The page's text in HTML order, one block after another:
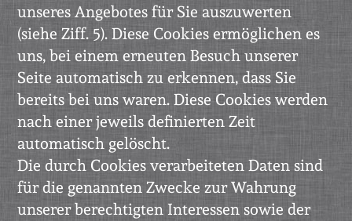
unseres Angebotes für Sie auszuwerten
(siehe Ziff. 5). Diese Cookies ermöglichen es
uns, bei einem erneuten Besuch unserer
Seite automatisch zu erkennen, dass Sie
bereits bei uns waren. Diese Cookies werden
nach einer jeweils definierten Zeit
automatisch gelöscht.
Die durch Cookies verarbeiteten Daten sind
für die genannten Zwecke zur Wahrung
unserer berechtigten Interessen sowie der